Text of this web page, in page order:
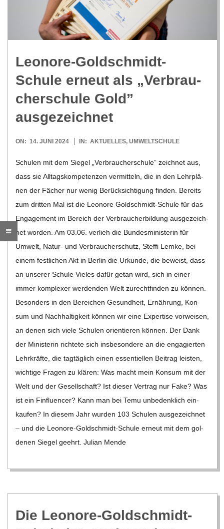
E
G
O
L
D
S
C
H
M
D
T
S
U
Leo­nore-Gold­schmidt-
Schule erneut als „Ver­brau­
cher­schule Gold”
ausgezeichnet
2024-
ON: 14. JUNI 2024 IN: AKTUELLES, UMWELTSCHULE
Schu­len mit dem Sie­gel „Ver­brau­cher­schule” zeich­net aus,
dass sie All­tags­kom­pe­ten­zen ver­mit­teln, die in den Lehr­plä­
nen der Fächer nur wenig Berück­sich­ti­gung fin­den. Bereits
zum drit­ten Mal ist die Leo­nore Gol­d­­schmidt-Schule für das
Enga­ge­ment im Bereich der Ver­brau­cher­bil­dung aus­ge­zeich­
net wor­den. Am 03.06. ver­lieh die Bun­des­mi­nis­te­rin für
Umwelt, Natur- und Ver­brau­cher­schutz, Steffi Lemke, bei
einem fest­li­chen Akt in Ber­lin die Urkunde, die beweist, dass
an unse­rer Schule Vie­les dafür getan wird, sich in einer
immer kom­ple­xer wer­den­den Welt zurecht­fin­den zu kön­nen.
Beson­ders in den Berei­chen Gesund­heit, Ernäh­rung, Kon­
sum und Nach­hal­tig­keit kön­nen wir eine Exper­tise vor­wei­sen,
an denen sich viele Schu­len ori­en­tie­ren kön­nen. Der Dank
der Minis­te­rin rich­tete sich ins­be­son­dere an die enga­gier­ten
Lehr­kräfte, die tag­täg­lich einen essen­ti­el­len Bei­trag leis­ten,
wich­tige Fra­gen zu klä­ren: Was macht mein Kon­sum mit der
Welt und der Gesell­schaft? Ist die­ser Ver­trag nur Fake? Was
ist ein Fin­fluen­cer? Kann man bei Temu unbe­denk­lich ein­
kau­fen? In die­sem Jahr wur­den 103 Schu­len aus­ge­zeich­net
– und die Leo­­nore-Gol­d­­schmidt-Schule erneut mit dem gol­
de­nen Sie­gel geehrt. Julian Mende
Die Leo­nore-Gold­schmidt-